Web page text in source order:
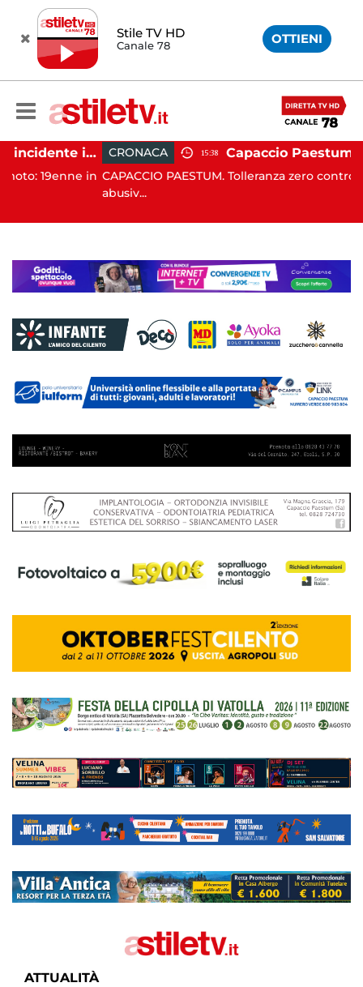
Stile TV HD
Canale 78 OTTIENI
Altavilla Silentina, incidente in moto nella notte: 19enne in prognosi riservata
in
CRONACA 15:38
CAPACCIO PAESTUM. Tolleranza zero contro
ATTUALITÀ